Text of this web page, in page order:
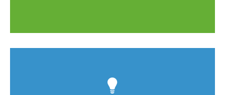
Deine Ideen sind gefragt!